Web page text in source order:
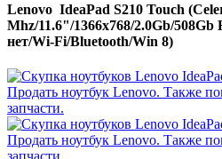
Lenovo IdeaPad S210 Touch
Mhz/11.6"/1366x768/2.0Gb/508Gb
нет/Wi-Fi/Bluetooth/Win 8)